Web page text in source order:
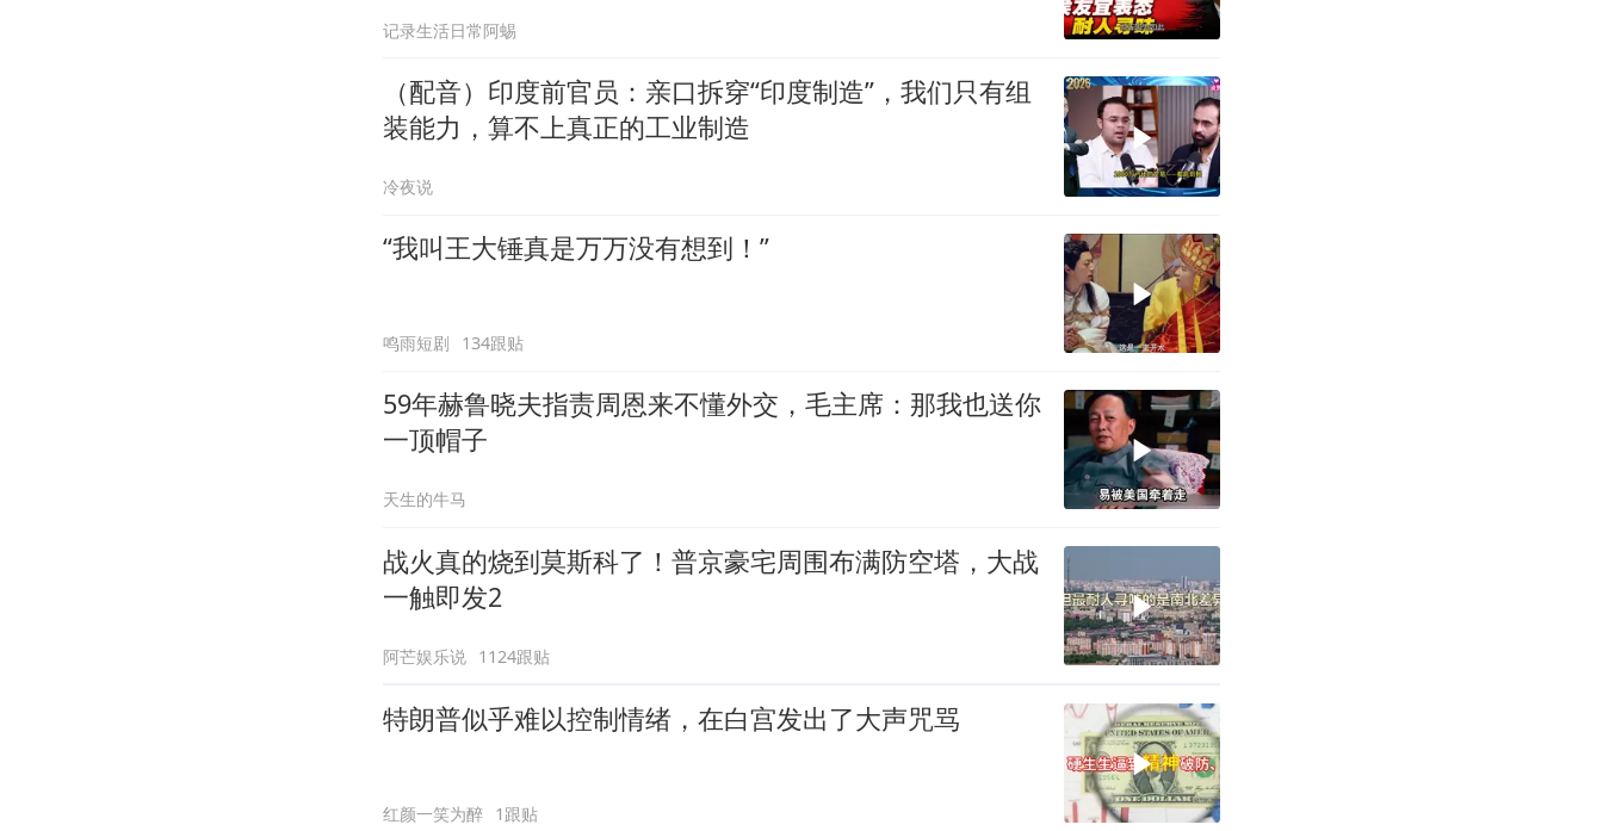
记录生活日常阿蜴
（配音）印度前官员：亲口拆穿“印度制造”，我们只有组
装能力，算不上真正的工业制造
冷夜说
“我叫王大锤真是万万没有想到！”
鸣雨短剧 134跟贴
59年赫鲁晓夫指责周恩来不懂外交，毛主席：那我也送你
一顶帽子
天生的牛马
战火真的烧到莫斯科了！普京豪宅周围布满防空塔，大战
一触即发2
阿芒娱乐说 1124跟贴
特朗普似乎难以控制情绪，在白宫发出了大声咒骂
红颜一笑为醉 1跟贴